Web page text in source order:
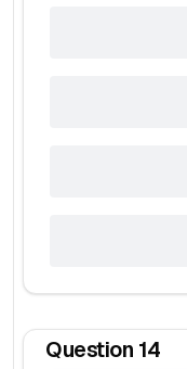
Question 14